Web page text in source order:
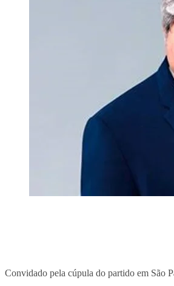
Convidado pela cúpula do partido em São